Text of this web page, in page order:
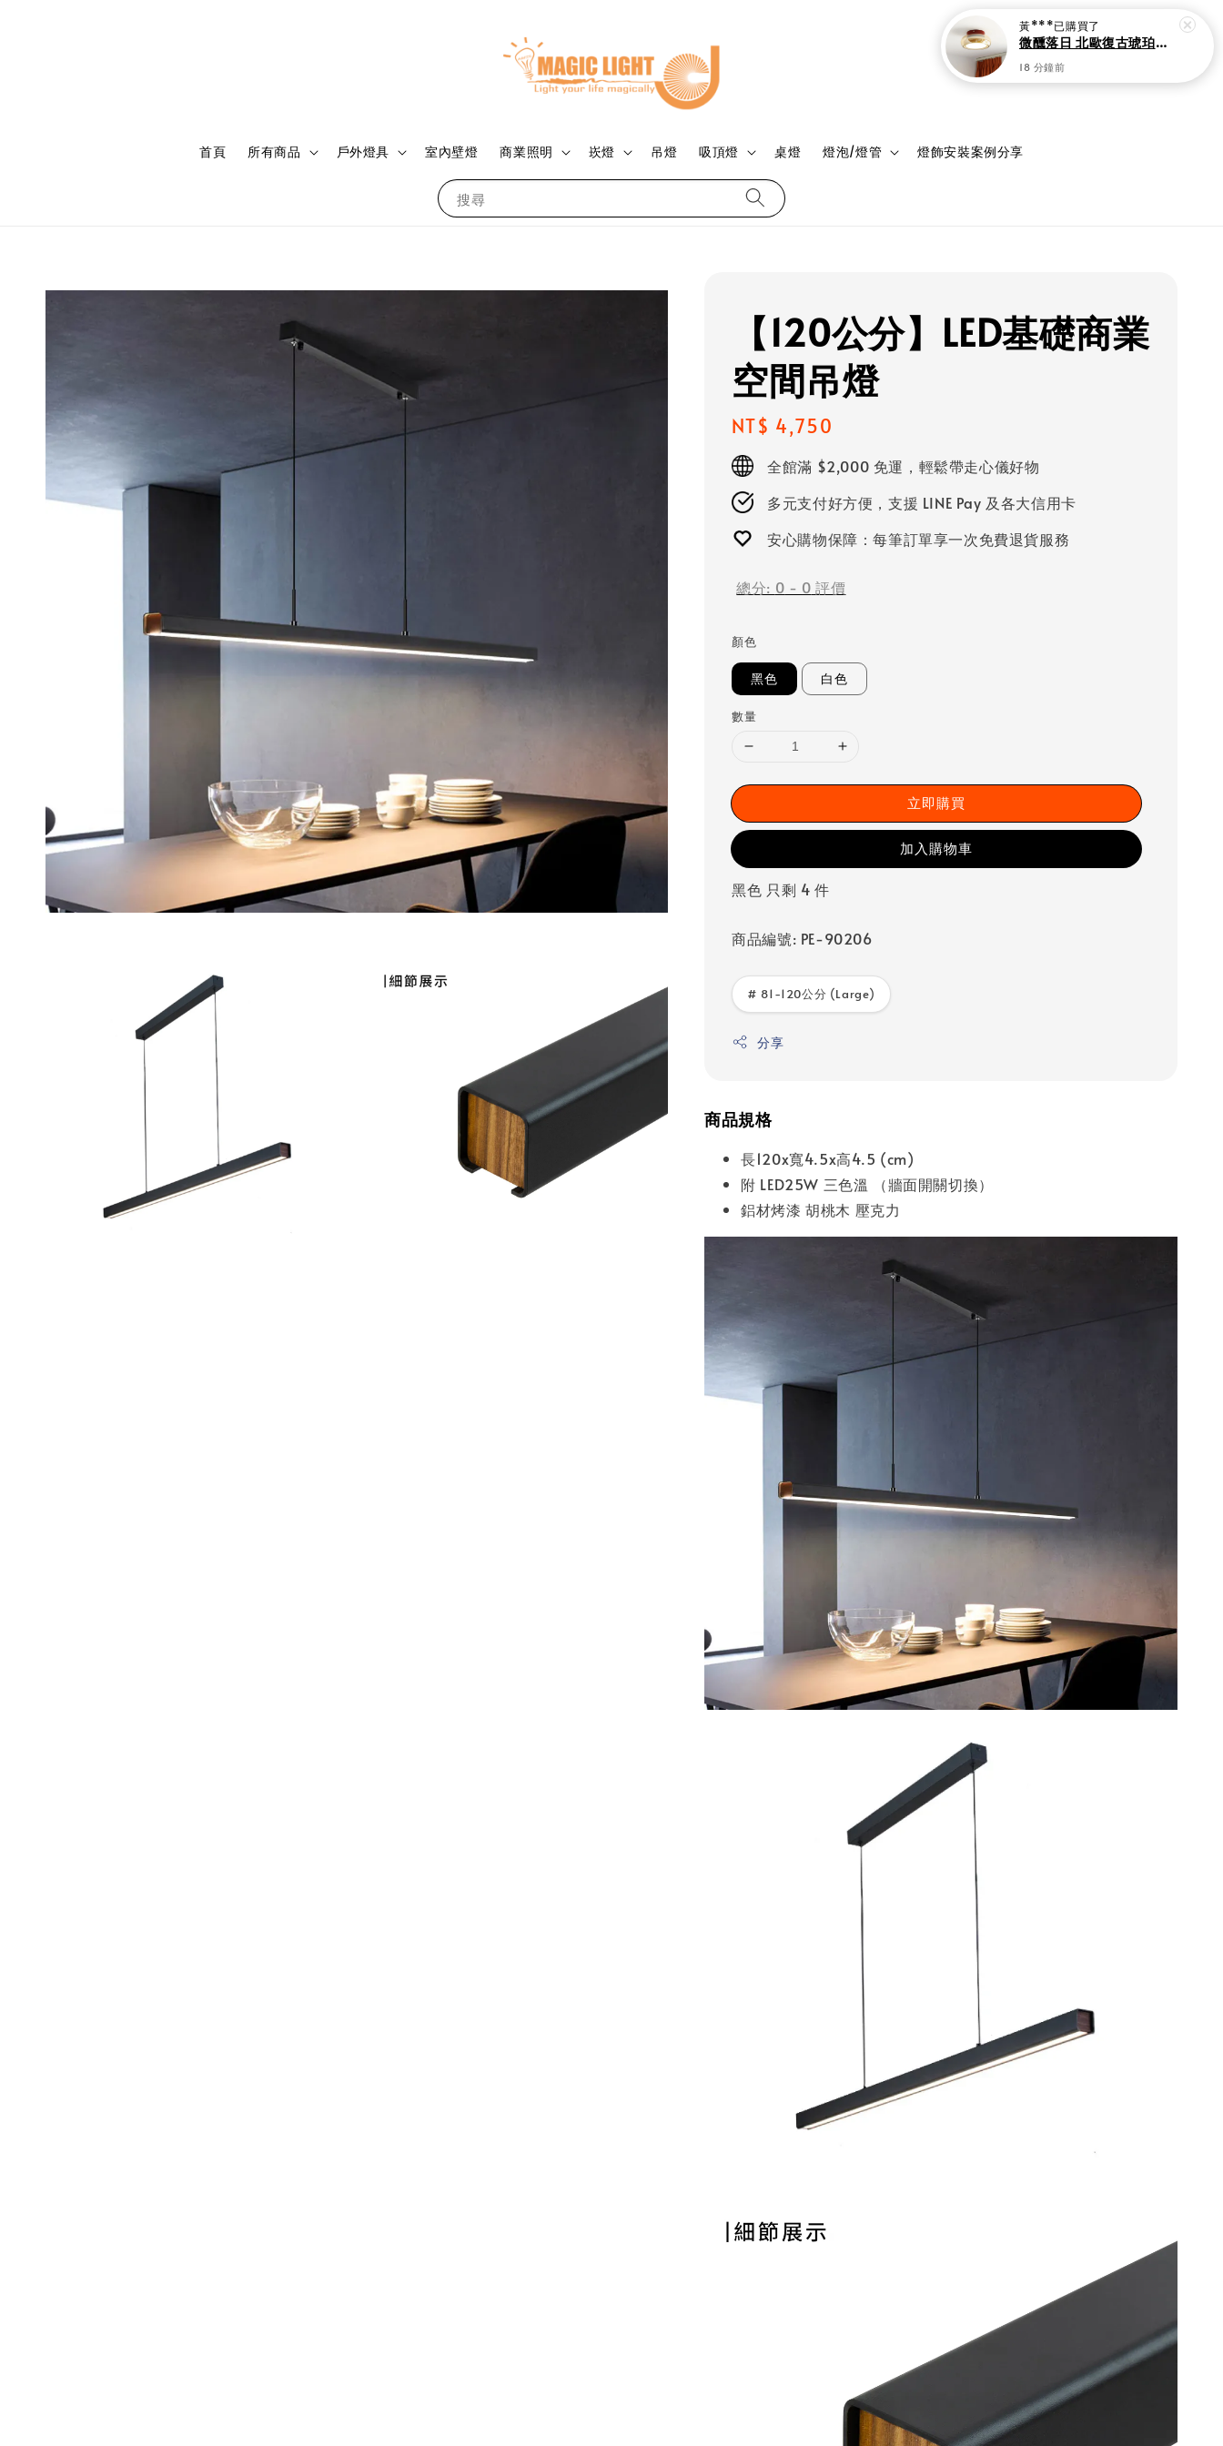
搜尋
首頁 所有商品 戶外燈具 室內壁燈 商業照明 崁燈 吊燈 吸頂燈 桌燈 燈泡/燈管 燈飾安裝案例分享
登入
【120公分】LED基礎商業
空間吊燈
Regular
price
NT$ 4,750
全館滿 $2,000 免運，輕鬆帶走心儀好物
多元支付好方便，支援 LINE Pay 及各大信用卡
安心購物保障：每筆訂單享一次免費退貨服務
總分: 0 - 0 評價
顏色
黑色 白色
數量
立即購買
加入購物車
黑色 只剩 4 件
商品編號: PE-90206
# 81-120公分 (Large)
分享
商品規格
長120x寬4.5x高4.5 (cm)
附 LED25W 三色溫 （牆面開關切換）
鋁材烤漆 胡桃木 壓克力